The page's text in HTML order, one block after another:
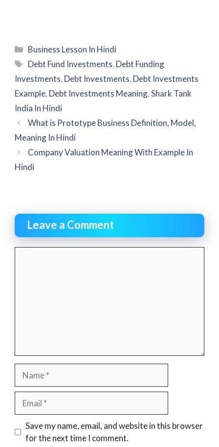
Categories
Business Lesson In Hindi
Tags
Debt Fund Investments, Debt Funding
Investments, Debt Investments, Debt Investments
Example, Debt Investments Meaning,Shark Tank
India In Hindi
What is Prototype Business Definition, Model,
Meaning In Hindi
Company Valuation Meaning With Example In
Hindi
Leave a Comment
Name
Email
Website
Save my name, email, and website in this browser
for the next time I comment.